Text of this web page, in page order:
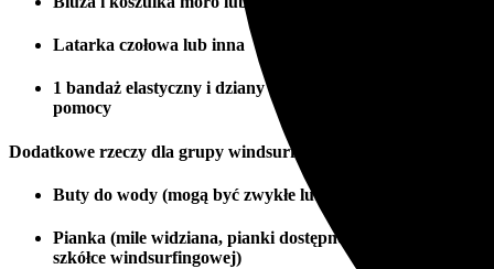
Latarka czołowa lub inna
1 bandaż elastyczny i dziany do ćwiczeń pierwszej
pomocy
Dodatkowe rzeczy dla grupy windsurfingowej:
Buty do wody (mogą być zwykłe lub sandały)
Pianka (mile widziana, pianki dostępne również w naszej
szkółce windsurfingowej)